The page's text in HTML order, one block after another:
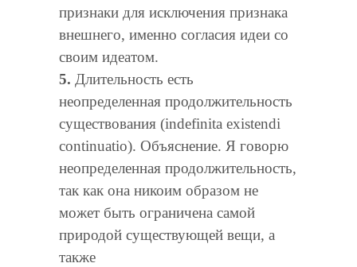
признаки для исключения признака
внешнего, именно согласия идеи со
своим идеатом.
5. Длительность есть
неопределенная продолжительность
существования (indefinita existendi
continuatio). Объяснение. Я говорю
неопределенная продолжительность,
так как она никоим образом не
может быть ограничена самой
природой существующей вещи, а
также